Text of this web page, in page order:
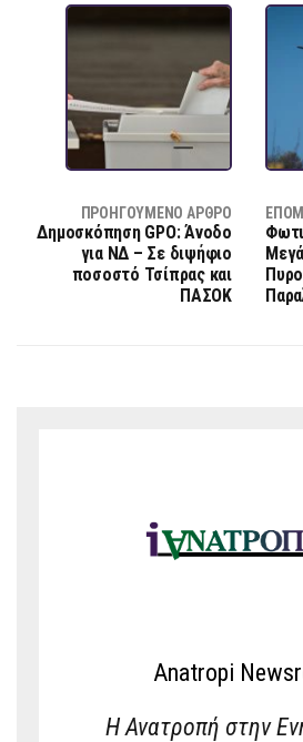
ΠΡΟΗΓΟΎΜΕΝΟ ΆΡΘΡΟ
Δημοσκόπηση GPO: Άνοδο
για ΝΔ – Σε διψήφιο
ποσοστό Τσίπρας και
ΠΑΣΟΚ
Anatropi
Η Ανατροπή στην